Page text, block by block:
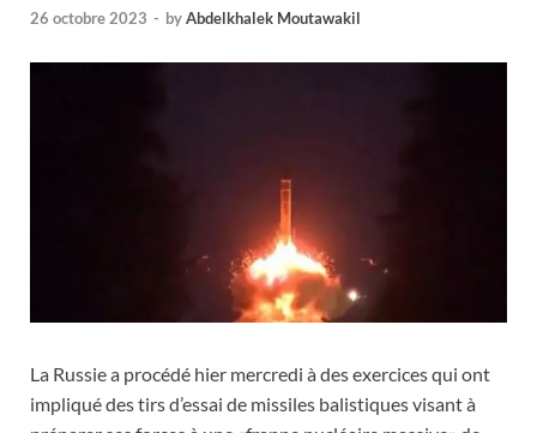
26 octobre 2023 - byAbdelkhalek Moutawakil
La Russie a procédé hier mercredi à des exercices qui ont
impliqué des tirs d’essai de missiles balistiques visant à